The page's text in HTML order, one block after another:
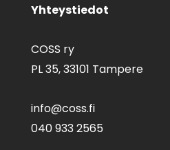
Yhteystiedot
COSS ry
PL 35,33101 Tampere
info@coss.fi
040 933 2565